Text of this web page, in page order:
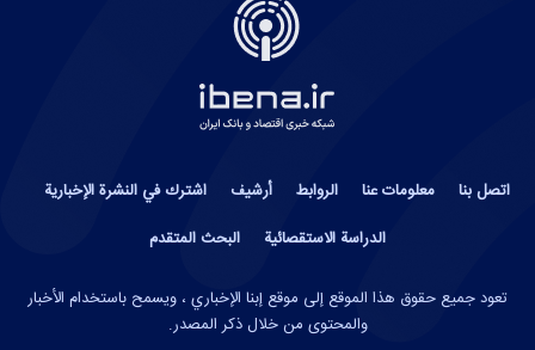
اتصل بنا معلومات عنا الروابط أرشيف
اشترك في النشرة الإخبارية
الدراسة الاستقصائية
البحث المتقدم
تعود جميع حقوق هذا الموقع إلى موقع إبنا الإخباري ، ويسمح باستخدام الأخبار
والمحتوى من خلال ذكر المصدر.